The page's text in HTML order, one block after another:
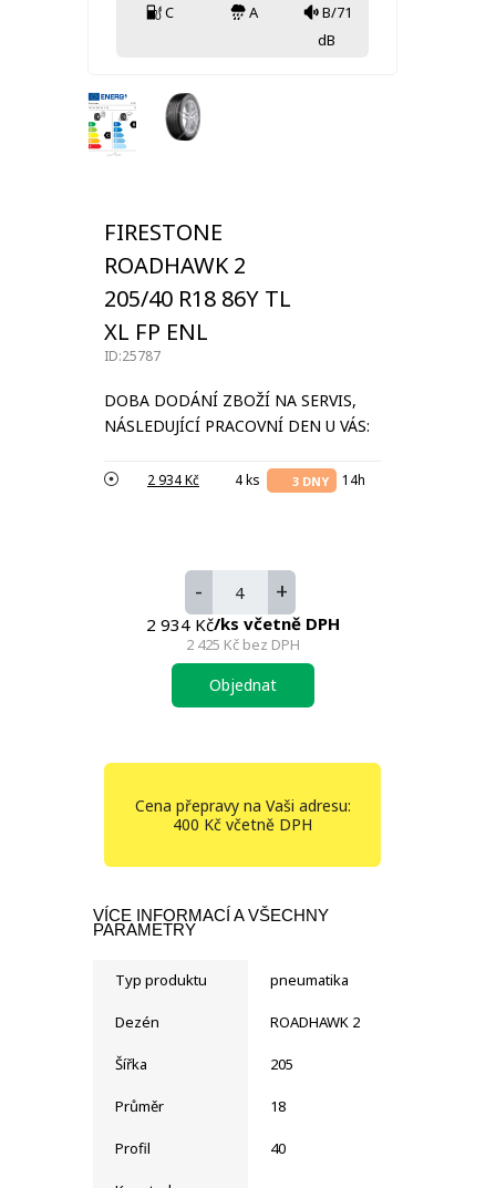
C A
B/71
dB
FIRESTONE
ROADHAWK 2
205/40 R18 86Y TL
XL FP ENL
ID:25787
DOBA DODÁNÍ ZBOŽÍ NA SERVIS,
NÁSLEDUJÍCÍ PRACOVNÍ DEN U VÁS:
2 934 Kč 4 ks 3 DNY 14h
- +
2 934 Kč/ks včetně DPH
2 425 Kčbez DPH
Objednat
Cena přepravy na Vaši adresu:
400 Kč včetně DPH
VÍCE INFORMACÍ A VŠECHNY
PARAMETRY
Typ produktu pneumatika
Dezén ROADHAWK 2
Šířka 205
Průměr 18
Profil 40